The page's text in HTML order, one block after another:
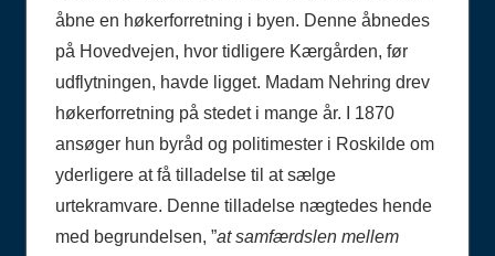
åbne en høkerforretning i byen. Denne åbnedes
på Hovedvejen, hvor tidligere Kærgården, før
udflytningen, havde ligget. Madam Nehring drev
høkerforretning på stedet i mange år. I 1870
ansøger hun byråd og politimester i Roskilde om
yderligere at få tilladelse til at sælge
urtekramvare. Denne tilladelse nægtedes hende
med begrundelsen, ”at samfærdslen mellem